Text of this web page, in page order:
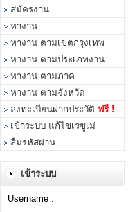
สมัครงาน
หางาน
หางาน ตามเขตกรุงเทพ
หางาน ตามประเภทงาน
หางาน ตามภาค
หางาน ตามจังหวัด
ลงทะเบียนฝากประวัติ ฟรี !
เข้าระบบ แก้ไขเรซูเม่
ลืมรหัสผ่าน
เข้าระบบ
Username :